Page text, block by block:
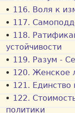
116. Воля к
117.
118.
устойчивости
119. Разум -
120. Женское
121.
122.
политики